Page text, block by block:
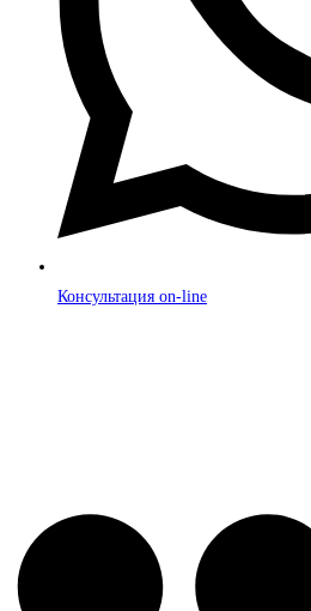
Консультация on-line